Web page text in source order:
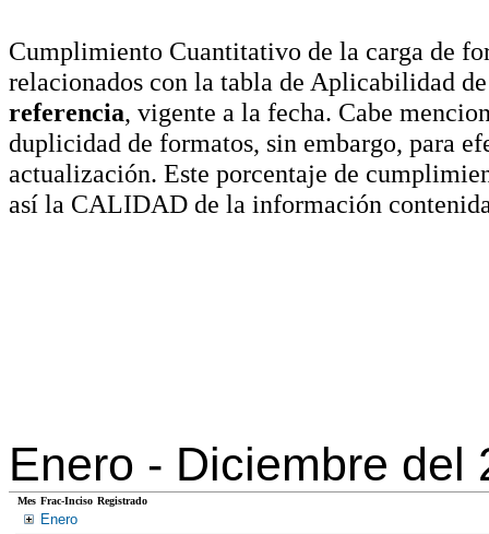
Cumplimiento Cuantitativo de la carga de
relacionados con la tabla de Aplicabilidad
referencia, vigente a la fecha. Cabe
duplicidad de formatos, sin embargo, para
actualización. Este porcentaje de
así la CALIDAD de la información
Enero - Diciembre del
Mes Frac-Inciso Registrado
Enero